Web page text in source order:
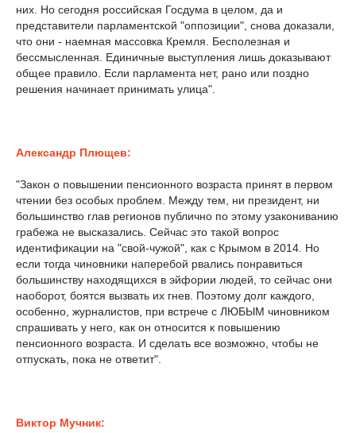
них. Но сегодня российская Госдума в целом, да и
представители парламентской "оппозиции", снова доказали,
что они - наемная массовка Кремля. Бесполезная и
бессмысленная. Единичные выступления лишь доказывают
общее правило. Если парламента нет, рано или поздно
решения начинает принимать улица".
Александр Плющев:
"Закон о повышении пенсионного возраста принят в первом
чтении без особых проблем. Между тем, ни президент, ни
большинство глав регионов публично по этому узакониванию
грабежа не высказались. Сейчас это такой вопрос
идентификации на "свой-чужой", как с Крымом в 2014. Но
если тогда чиновники наперебой рвались понравиться
большинству находящихся в эйфории людей, то сейчас они
наоборот, боятся вызвать их гнев. Поэтому долг каждого,
особенно, журналистов, при встрече с ЛЮБЫМ чиновником
спрашивать у него, как он относится к повышению
пенсионного возраста. И сделать все возможно, чтобы не
отпускать, пока не ответит".
Виктор Мучник: